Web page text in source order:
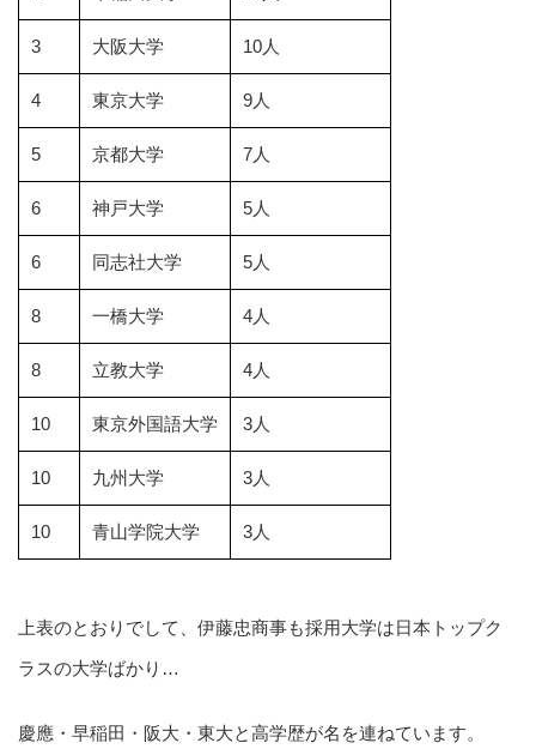
3 大阪大学 10人
4 東京大学 9人
5 京都大学 7人
6 神戸大学 5人
6 同志社大学 5人
8 一橋大学 4人
8 立教大学 4人
10 東京外国語大学 3人
10 九州大学 3人
10 青山学院大学 3人
上表のとおりでして、伊藤忠商事も採用大学は日本トップク
ラスの大学ばかり…
慶應・早稲田・阪大・東大と高学歴が名を連ねています。